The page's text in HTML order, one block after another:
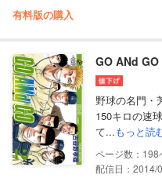
有料版の購入
GO ANd GO
野球の名門・
150キロの速
て...もっと読
198
配信日：2014/